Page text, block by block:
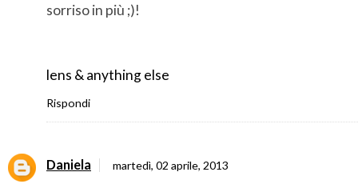
sorriso in più ;)!
lens & anything else
Rispondi
Daniela martedì, 02 aprile, 2013